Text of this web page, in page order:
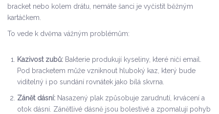
bracket nebo kolem drátu, nemáte šanci je vyčistit běžným
kartáčkem.
To vede k dvěma vážným problémům:
Kazivost zubů: Bakterie produkují kyseliny, které ničí email.
Pod bracketem může vzniknout hluboký kaz, který bude
viditelný i po sundání rovnátek jako bílá skvrna.
Zánět dásní: Nasazený plak způsobuje zarudnutí, krvácení a
otok dásní. Zánětlivé dásně jsou bolestivé a zpomalují pohyb